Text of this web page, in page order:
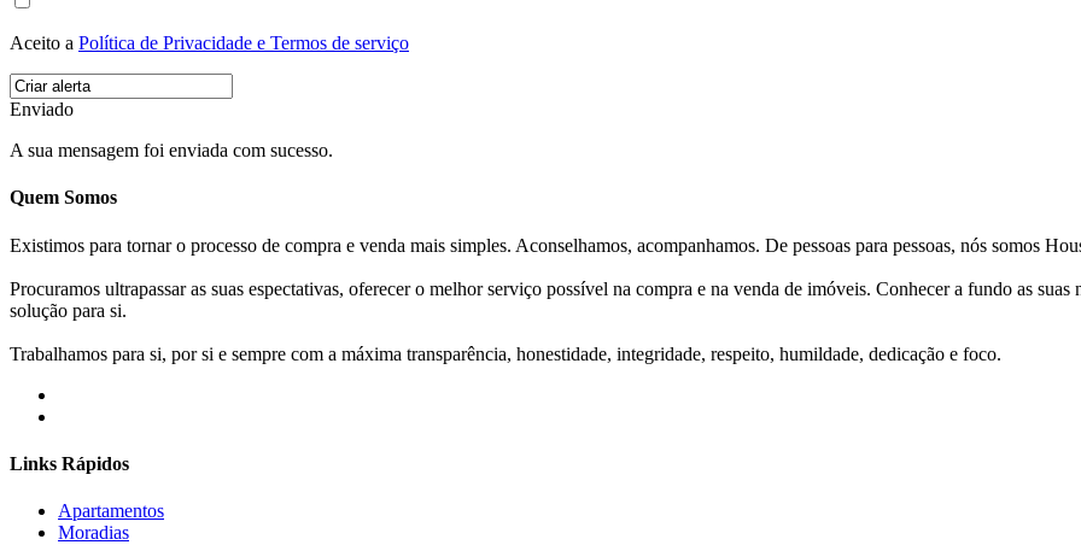
Aceito a Política de Privacidade e Termos de serviço
Enviado
A sua mensagem foi enviada com sucesso.
Quem Somos
Existimos para tornar o processo de compra e venda mais simples. Aconselhamos, acompanhamos. De pessoas para pessoas, nós somos
Procuramos ultrapassar as suas espectativas, oferecer o melhor serviço possível na compra e na venda de imóveis. Conhecer a fundo as
solução para si.
Trabalhamos para si, por si e sempre com a máxima transparência, honestidade, integridade, respeito, humildade, dedicação e foco.
Links Rápidos
Apartamentos
Moradias